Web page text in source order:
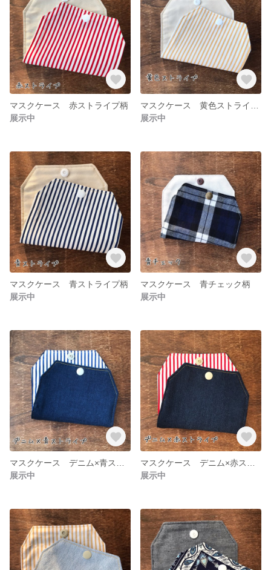
マスクケース 赤ストライプ柄
展示中
展示中
マスクケース 青ストライプ柄
展示中
マスクケース 青チェック柄
展示中
展示中
展示中